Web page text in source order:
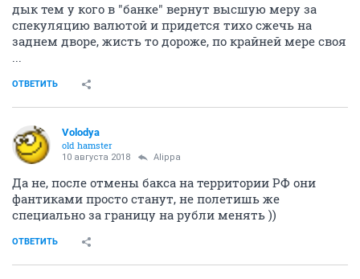
дык тем у кого в "банке" вернут высшую меру за
спекуляцию валютой и придется тихо сжечь на
заднем дворе, жисть то дороже, по крайней мере своя
...
ОТВЕТИТЬ
Volodya
old hamster
10 августа 2018 Alippa
Да не, после отмены бакса на территории РФ они
фантиками просто станут, не полетишь же
специально за границу на рубли менять ))
ОТВЕТИТЬ